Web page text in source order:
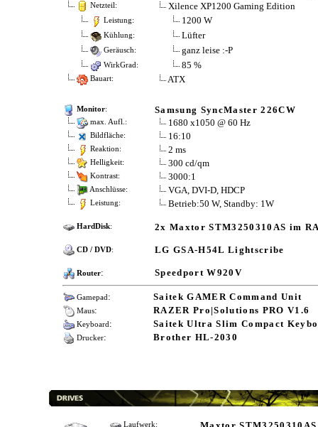
Netzteil: Xilence XP1200 Gaming Edition
Leistung: 1200 W
Kühlung: Lüfter
Geräusch: ganz leise :-P
WirkGrad: 85 %
Bauart: ATX
Monitor: Samsung SyncMaster 226CW
max. Aufl.: 1680 x1050 @ 60 Hz
Bildfläche: 16:10
Reaktion: 2 ms
Helligkeit: 300 cd/qm
Kontrast: 3000:1
Anschlüsse: VGA, DVI-D, HDCP
Leistung: Betrieb:50 W, Standby: 1W
HardDisk: 2x Maxtor STM3250310AS im
CD / DVD: LG GSA-H54L Lightscribe
Router: Speedport W920V
Gamepad: Saitek GAMER Command Unit
Maus: RAZER Pro|Solutions PRO V1.6
Keyboard: Saitek Ultra Slim Compact
Drucker: Brother HL-2030
Laufwerk: